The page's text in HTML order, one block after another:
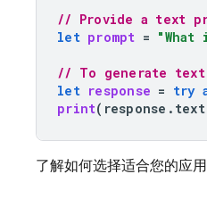
// Provide a text
let prompt =
// To generate
let response = try
print( response . text
了解如何选择适合您的应